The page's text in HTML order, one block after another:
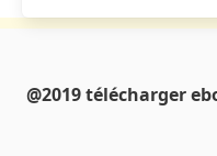
@2019 télécharger